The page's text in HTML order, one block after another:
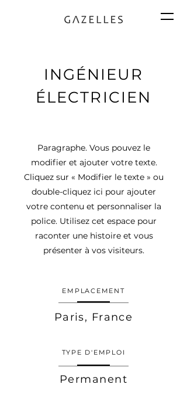
INGÉNIEUR
ÉLECTRICIEN
Paragraphe. Vous pouvez le
modifier et ajouter votre texte.
Cliquez sur « Modifier le texte » ou
double-cliquez ici pour ajouter
votre contenu et personnaliser la
police. Utilisez cet espace pour
raconter une histoire et vous
présenter à vos visiteurs.
EMPLACEMENT
Paris, France
TYPE D'EMPLOI
Permanent